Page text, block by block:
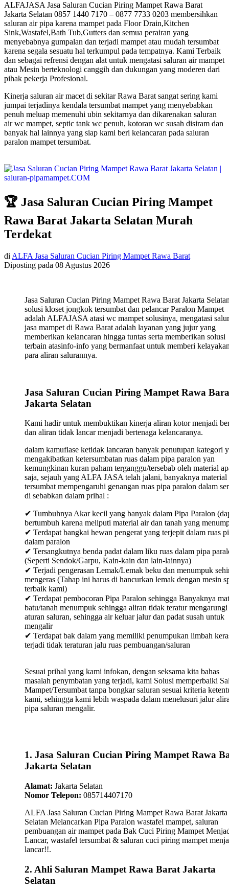
ALFAJASA Jasa Saluran Cucian Piring Mampet Rawa Barat
Jakarta Selatan 0857 1440 7170 – 0877 7733 0203 membersihkan
saluran air pipa karena mampet pada Floor Drain,Kitchen
Sink,Wastafel,Bath Tub,Gutters dan semua perairan yang
menyebabnya gumpalan dan terjadi mampet atau mudah tersumbat
karena segala sesuatu hal terkumpul pada tempatnya. Kami Terbaik
dan sebagai refrensi dengan alat untuk mengatasi saluran air mampet
atau Mesin berteknologi canggih dan dukungan yang moderen dari
pihak pekerja Profesional.
Kinerja saluran air macet di sekitar Rawa Barat sangat sering kami
jumpai terjadinya kendala tersumbat mampet yang menyebabkan
penuh meluap memenuhi ubin sekitarnya dan dikarenakan saluran
air wc mampet, septic tank wc penuh, kotoran wc susah disiram dan
banyak hal lainnya yang siap kami beri kelancaran pada saluran
paralon mampet tersumbat.
🏆 Jasa Saluran Cucian Piring Mampet
Rawa Barat Jakarta Selatan Murah
Terdekat
di ALFA Jasa Saluran Cucian Piring Mampet Rawa Barat
Diposting pada 08 Agustus 2026
Jasa Saluran Cucian Piring Mampet Rawa Barat Jakarta
solusi kloset jongkok tersumbat dan pelancar Paralon Mampet
adalah ALFAJASA atasi wc mampet solusinya, mengatasi
jasa mampet di Rawa Barat adalah layanan yang jujur yang
memberikan kelancaran hingga tuntas serta memberikan solusi
terbain atasinfo-info yang bermanfaat untuk memberi
para aliran salurannya.
Jasa Saluran Cucian Piring Mampet Rawa
Jakarta Selatan
Kami hadir untuk membuktikan kinerja aliran kotor menjadi
dan aliran tidak lancar menjadi bertenaga kelancaranya.
dalam kamuflase ketidak lancaran banyak penutupan kategori
mengakibatkan ketersumbatan ruas dalam pipa paralon yan
kemungkinan kuran paham terganggu/tersebab oleh material
saja, sejauh yang ALFA JASA telah jalani, banyaknya material
tersumbat mempengaruhi genangan ruas pipa paralon dalam
di sebabkan dalam prihal :
✔ Tumbuhnya Akar kecil yang banyak dalam Pipa Paralon
bertumbuh karena meliputi material air dan tanah yang
✔ Terdapat bangkai hewan pengerat yang terjepit dalam ruas
dalam paralon
✔ Tersangkutnya benda padat dalam liku ruas dalam pipa
(Seperti Sendok/Garpu, Kain-kain dan lain-lainnya)
✔ Terjadi pengerasan Lemak/Lemak beku dan menumpuk
mengeras (Tahap ini harus di hancurkan lemak dengan mesin
terbaik kami)
✔ Terdapat pembocoran Pipa Paralon sehingga Banyaknya
batu/tanah menumpuk sehingga aliran tidak teratur mengarungi
aturan saluran, sehingga air keluar jalur dan padat susah untuk
mengalir
✔ Terdapat bak dalam yang memiliki penumpukan limbah
terjadi tidak teraturan jalu ruas pembuangan/saluran
Sesuai prihal yang kami infokan, dengan seksama kita bahas
masalah penymbatan yang terjadi, kami Solusi memperbaiki
Mampet/Tersumbat tanpa bongkar saluran sesuai kriteria
kami, sehingga kami lebih waspada dalam menelusuri jalur
pipa saluran mengalir.
1. Jasa Saluran Cucian Piring Mampet Rawa
Jakarta Selatan
Alamat: Jakarta Selatan
Nomor Telepon: 085714407170
ALFA Jasa Saluran Cucian Piring Mampet Rawa Barat Jakarta
Selatan Melancarkan Pipa Paralon wastafel mampet, saluran
pembuangan air mampet pada Bak Cuci Piring Mampet
Lancar, wastafel tersumbat & saluran cuci piring mampet
lancar!!.
2. Ahli Saluran Mampet Rawa Barat Jakarta
Selatan